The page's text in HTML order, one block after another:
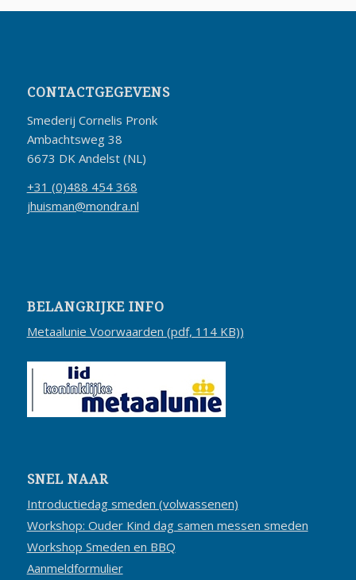
CONTACTGEGEVENS
Smederij Cornelis Pronk
Ambachtsweg 38
6673 DK Andelst (NL)
+31 (0)488 454 368
jhuisman@mondra.nl
BELANGRIJKE INFO
Metaalunie Voorwaarden (pdf, 114 KB))
SNEL NAAR
Introductiedag smeden (volwassenen)
Workshop: Ouder Kind dag samen messen smeden
Workshop Smeden en BBQ
Aanmeldformulier